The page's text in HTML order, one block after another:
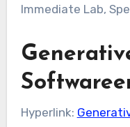
Immediate Lab,
Hyperlink: